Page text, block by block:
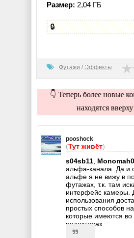
Размер: 2,04 ГБ
🔒
Футажи / Эффекты
👇 Теперь более новые
находятся
pooshock
(Тут живёт)
s04sb11,
альфа-канала. Да и
альфе я не вижу в
футажах, т.к. там
интерфейс камеры.
использования
простых способов
которые имеются во
редакторах.